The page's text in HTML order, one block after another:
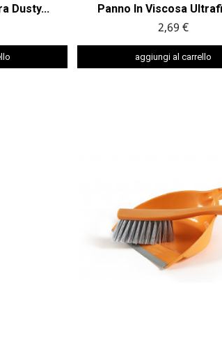
Dusty... Panno In Viscosa
2,69 €
aggiungi al carrello